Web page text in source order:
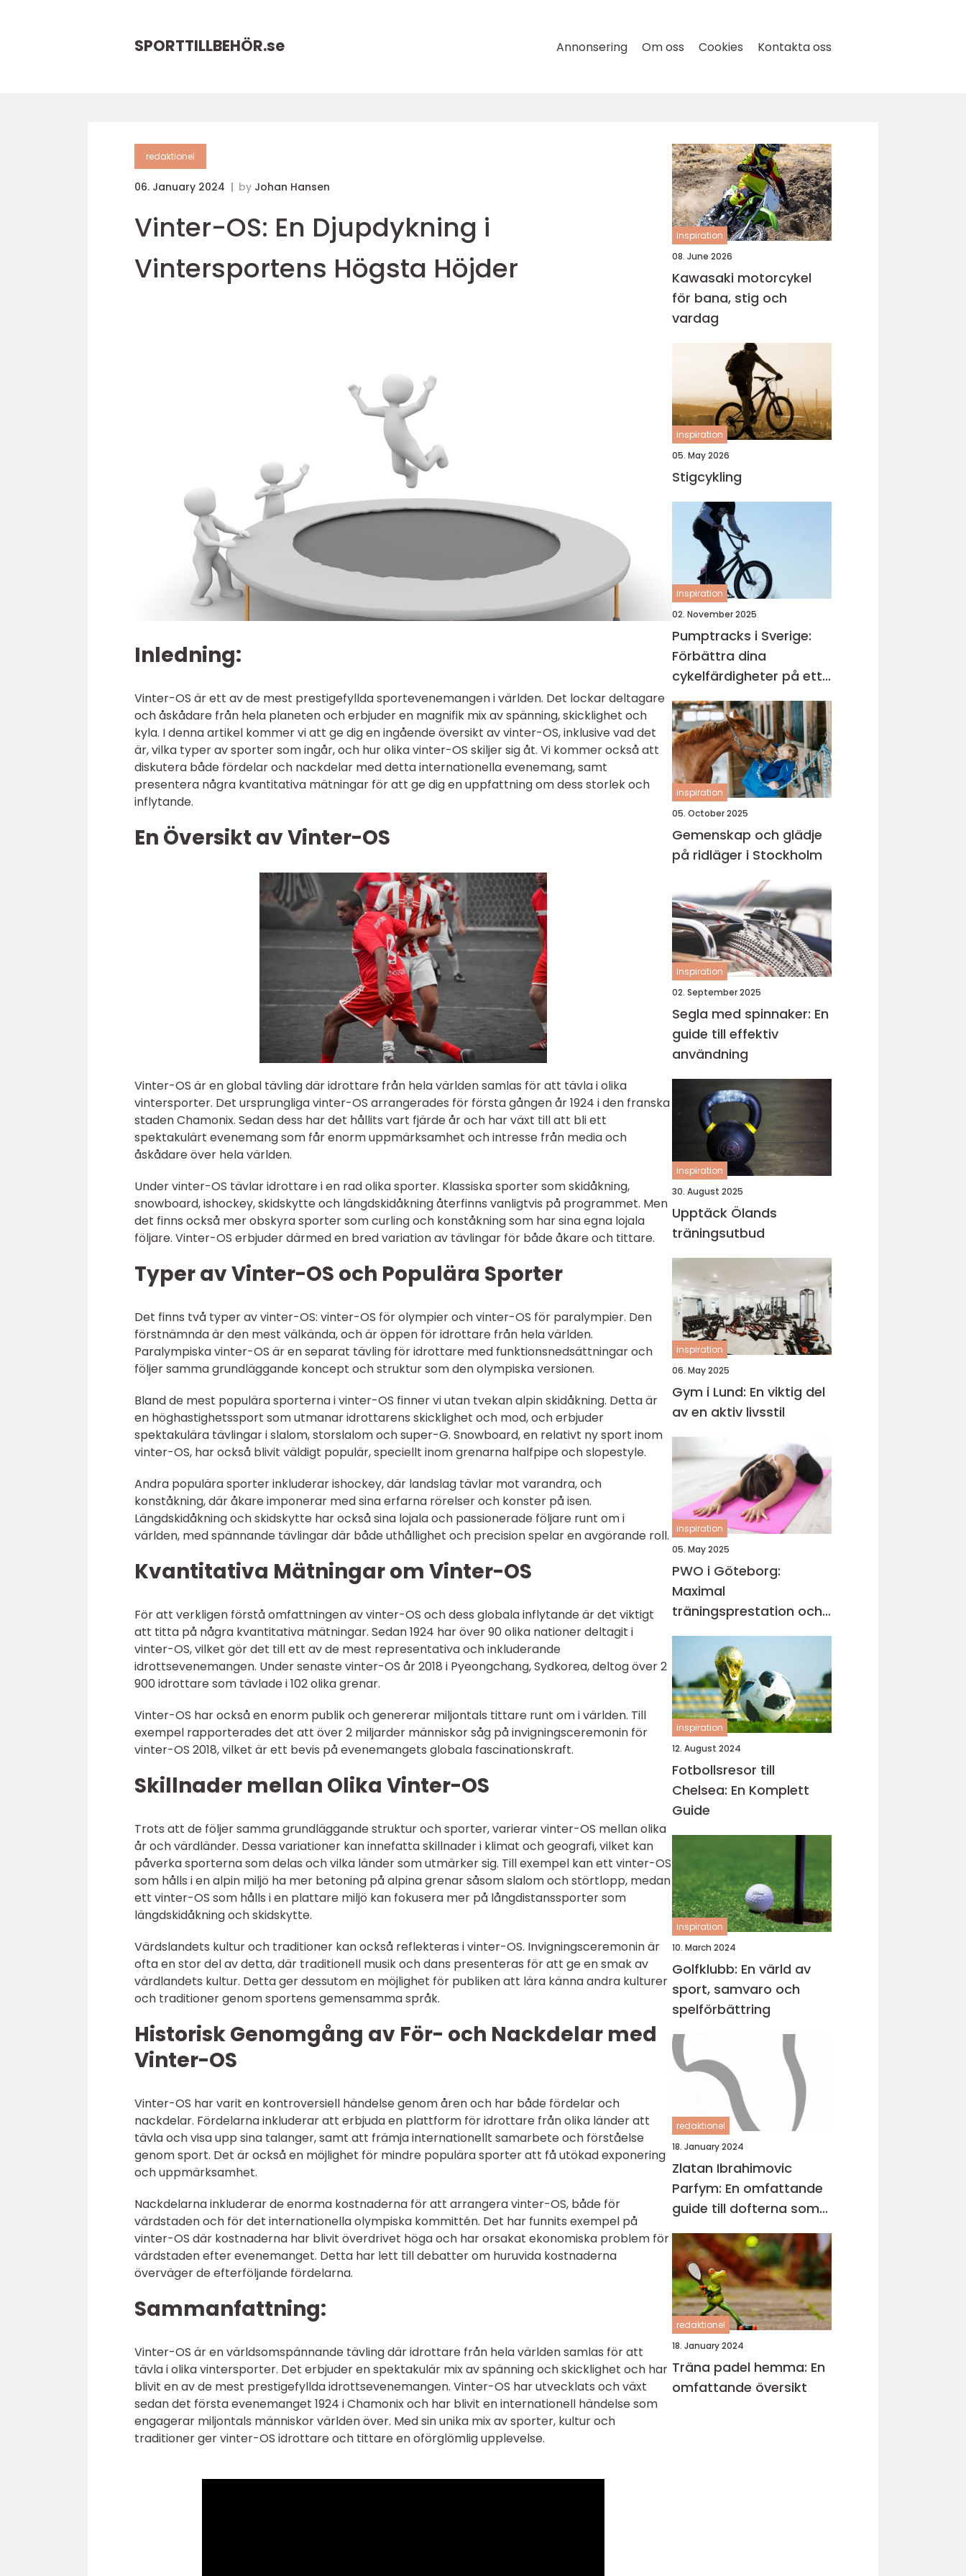
SPORTTILLBEHÖR.se Annonsering Om oss Cookies Kontakta oss
redaktionel
06. January 2024 by Johan Hansen
Vinter-OS: En Djupdykning i
Vintersportens Högsta Höjder
Inledning:
Vinter-OS är ett av de mest prestigefyllda sportevenemangen i världen. Det lockar deltagare
och åskådare från hela planeten och erbjuder en magnifik mix av spänning, skicklighet och
kyla. I denna artikel kommer vi att ge dig en ingående översikt av vinter-OS, inklusive vad det
är, vilka typer av sporter som ingår, och hur olika vinter-OS skiljer sig åt. Vi kommer också att
diskutera både fördelar och nackdelar med detta internationella evenemang, samt
presentera några kvantitativa mätningar för att ge dig en uppfattning om dess storlek och
inflytande.
En Översikt av Vinter-OS
Vinter-OS är en global tävling där idrottare från hela världen samlas för att tävla i olika
vintersporter. Det ursprungliga vinter-OS arrangerades för första gången år 1924 i den franska
staden Chamonix. Sedan dess har det hållits vart fjärde år och har växt till att bli ett
spektakulärt evenemang som får enorm uppmärksamhet och intresse från media och
åskådare över hela världen.
Under vinter-OS tävlar idrottare i en rad olika sporter. Klassiska sporter som skidåkning,
snowboard, ishockey, skidskytte och längdskidåkning återfinns vanligtvis på programmet. Men
det finns också mer obskyra sporter som curling och konståkning som har sina egna lojala
följare. Vinter-OS erbjuder därmed en bred variation av tävlingar för både åkare och tittare.
Typer av Vinter-OS och Populära Sporter
Det finns två typer av vinter-OS: vinter-OS för olympier och vinter-OS för paralympier. Den
förstnämnda är den mest välkända, och är öppen för idrottare från hela världen.
Paralympiska vinter-OS är en separat tävling för idrottare med funktionsnedsättningar och
följer samma grundläggande koncept och struktur som den olympiska versionen.
Bland de mest populära sporterna i vinter-OS finner vi utan tvekan alpin skidåkning. Detta är
en höghastighetssport som utmanar idrottarens skicklighet och mod, och erbjuder
spektakulära tävlingar i slalom, storslalom och super-G. Snowboard, en relativt ny sport inom
vinter-OS, har också blivit väldigt populär, speciellt inom grenarna halfpipe och slopestyle.
Andra populära sporter inkluderar ishockey, där landslag tävlar mot varandra, och
konståkning, där åkare imponerar med sina erfarna rörelser och konster på isen.
Längdskidåkning och skidskytte har också sina lojala och passionerade följare runt om i
världen, med spännande tävlingar där både uthållighet och precision spelar en avgörande roll.
Kvantitativa Mätningar om Vinter-OS
För att verkligen förstå omfattningen av vinter-OS och dess globala inflytande är det viktigt
att titta på några kvantitativa mätningar. Sedan 1924 har över 90 olika nationer deltagit i
vinter-OS, vilket gör det till ett av de mest representativa och inkluderande
idrottsevenemangen. Under senaste vinter-OS år 2018 i Pyeongchang, Sydkorea, deltog över 2
900 idrottare som tävlade i 102 olika grenar.
Vinter-OS har också en enorm publik och genererar miljontals tittare runt om i världen. Till
exempel rapporterades det att över 2 miljarder människor såg på invigningsceremonin för
vinter-OS 2018, vilket är ett bevis på evenemangets globala fascinationskraft.
Skillnader mellan Olika Vinter-OS
Trots att de följer samma grundläggande struktur och sporter, varierar vinter-OS mellan olika
år och värdländer. Dessa variationer kan innefatta skillnader i klimat och geografi, vilket kan
påverka sporterna som delas och vilka länder som utmärker sig. Till exempel kan ett vinter-OS
som hålls i en alpin miljö ha mer betoning på alpina grenar såsom slalom och störtlopp, medan
ett vinter-OS som hålls i en plattare miljö kan fokusera mer på långdistanssporter som
längdskidåkning och skidskytte.
Värdslandets kultur och traditioner kan också reflekteras i vinter-OS. Invigningsceremonin är
ofta en stor del av detta, där traditionell musik och dans presenteras för att ge en smak av
värdlandets kultur. Detta ger dessutom en möjlighet för publiken att lära känna andra kulturer
och traditioner genom sportens gemensamma språk.
Historisk Genomgång av För- och Nackdelar med
Vinter-OS
Vinter-OS har varit en kontroversiell händelse genom åren och har både fördelar och
nackdelar. Fördelarna inkluderar att erbjuda en plattform för idrottare från olika länder att
tävla och visa upp sina talanger, samt att främja internationellt samarbete och förståelse
genom sport. Det är också en möjlighet för mindre populära sporter att få utökad exponering
och uppmärksamhet.
Nackdelarna inkluderar de enorma kostnaderna för att arrangera vinter-OS, både för
värdstaden och för det internationella olympiska kommittén. Det har funnits exempel på
vinter-OS där kostnaderna har blivit överdrivet höga och har orsakat ekonomiska problem för
värdstaden efter evenemanget. Detta har lett till debatter om huruvida kostnaderna
överväger de efterföljande fördelarna.
Sammanfattning:
Vinter-OS är en världsomspännande tävling där idrottare från hela världen samlas för att
tävla i olika vintersporter. Det erbjuder en spektakulär mix av spänning och skicklighet och har
blivit en av de mest prestigefyllda idrottsevenemangen. Vinter-OS har utvecklats och växt
sedan det första evenemanget 1924 i Chamonix och har blivit en internationell händelse som
engagerar miljontals människor världen över. Med sin unika mix av sporter, kultur och
traditioner ger vinter-OS idrottare och tittare en oförglömlig upplevelse.
inspiration
08. June 2026
Kawasaki motorcykel
för bana, stig och
vardag
inspiration
05. May 2026
Stigcykling
inspiration
02. November 2025
Pumptracks i Sverige:
Förbättra dina
cykelfärdigheter på ett
säkert sätt
inspiration
05. October 2025
Gemenskap och glädje
på ridläger i Stockholm
inspiration
02. September 2025
Segla med spinnaker: En
guide till effektiv
användning
inspiration
30. August 2025
Upptäck Ölands
träningsutbud
inspiration
06. May 2025
Gym i Lund: En viktig del
av en aktiv livsstil
inspiration
05. May 2025
PWO i Göteborg:
Maximal
träningsprestation och
fokus
inspiration
12. August 2024
Fotbollsresor till
Chelsea: En Komplett
Guide
inspiration
10. March 2024
Golfklubb: En värld av
sport, samvaro och
spelförbättring
redaktionel
18. January 2024
Zlatan Ibrahimovic
Parfym: En omfattande
guide till dofterna som
bär hans namn
redaktionel
18. January 2024
Träna padel hemma: En
omfattande översikt